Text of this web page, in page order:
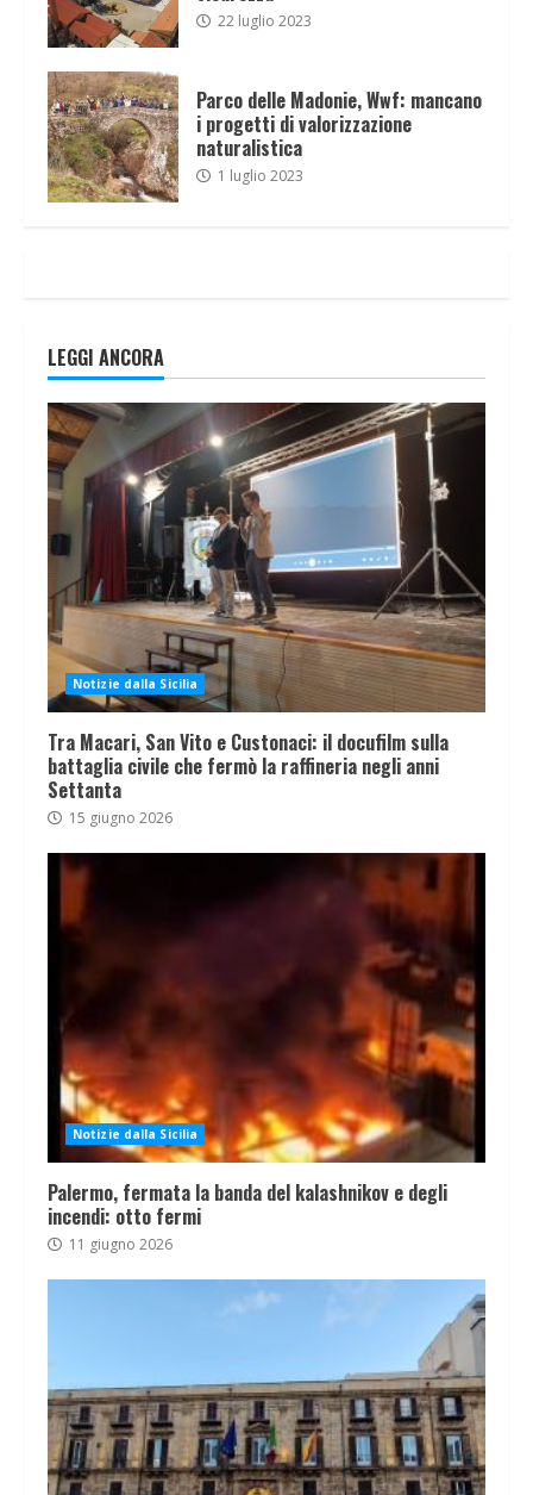
22 luglio 2023
Parco delle Madonie, Wwf: mancano
i progetti di valorizzazione
naturalistica
1 luglio 2023
LEGGI ANCORA
Notizie dalla Sicilia
Tra Macari, San Vito e Custonaci: il docufilm sulla
battaglia civile che fermò la raffineria negli anni
Settanta
15 giugno 2026
Notizie dalla Sicilia
Palermo, fermata la banda del kalashnikov e degli
incendi: otto fermi
11 giugno 2026